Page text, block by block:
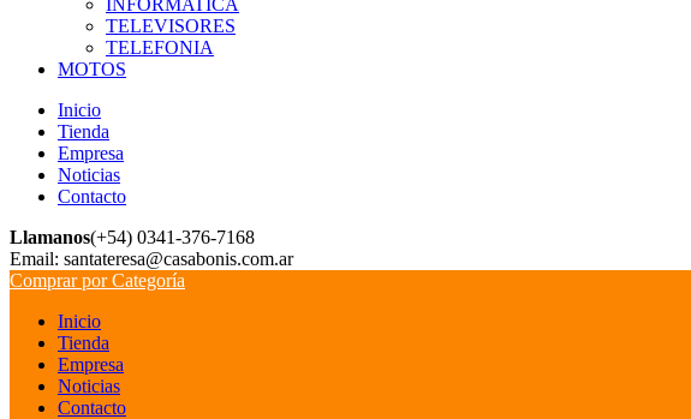
INFORMATICA
TELEVISORES
TELEFONIA
MOTOS
Inicio
Tienda
Empresa
Noticias
Contacto
Llamanos(+54) 0341-376-7168
Email: santateresa@casabonis.com.ar
Comprar por Categoría
Inicio
Tienda
Empresa
Noticias
Contacto